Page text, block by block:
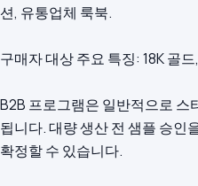
션, 유통업체 룩북.
구매자 대상 주요 특징: 18K 골
B2B 프로그램은 일반적으로
됩니다. 대량 생산 전 샘플 승인
확정할 수 있습니다.